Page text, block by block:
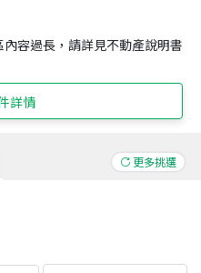
容過長，請詳見不動產說明書
詳情
更多挑選